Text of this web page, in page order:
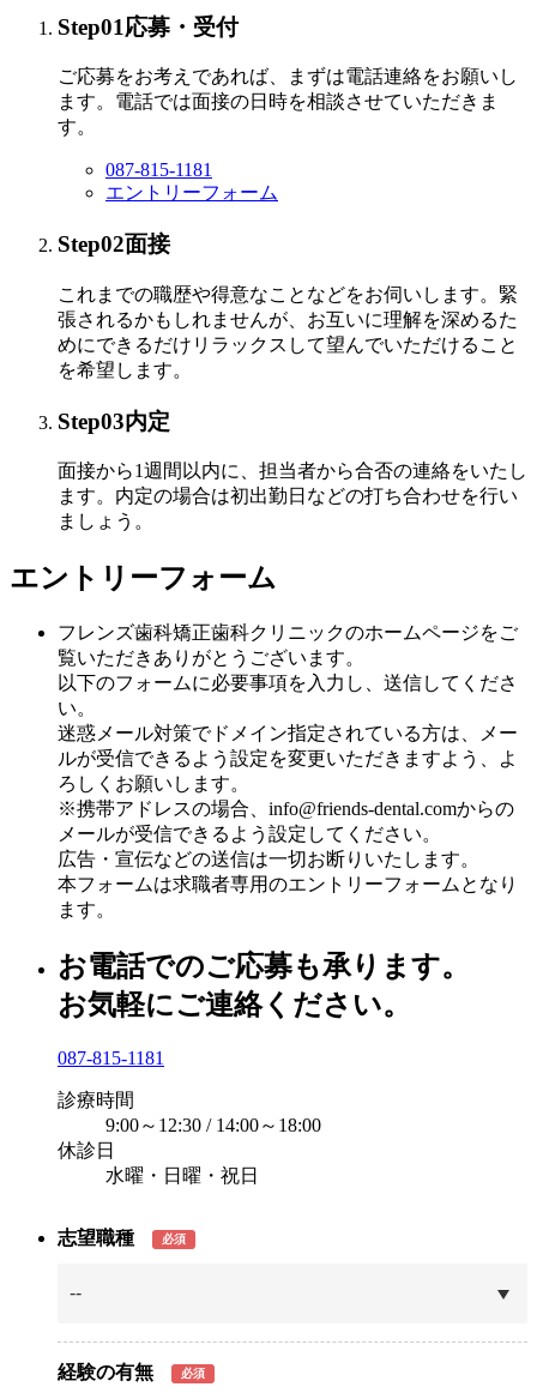
Step01応募・受付
ご応募をお考えであれば、まずは電話連絡をお願いし
ます。電話では面接の日時を相談させていただきま
す。
087-815-1181
エントリーフォーム
Step02面接
これまでの職歴や得意なことなどをお伺いします。緊
張されるかもしれませんが、お互いに理解を深めるた
めにできるだけリラックスして望んでいただけること
を希望します。
Step03内定
面接から1週間以内に、担当者から合否の連絡をいたし
ます。内定の場合は初出勤日などの打ち合わせを行い
ましょう。
エントリーフォーム
フレンズ歯科矯正歯科クリニックのホームページをご
覧いただきありがとうございます。
以下のフォームに必要事項を入力し、送信してくださ
い。
迷惑メール対策でドメイン指定されている方は、メー
ルが受信できるよう設定を変更いただきますよう、よ
ろしくお願いします。
※携帯アドレスの場合、info@friends-dental.comからの
メールが受信できるよう設定してください。
広告・宣伝などの送信は一切お断りいたします。
本フォームは求職者専用のエントリーフォームとなり
ます。
お電話でのご応募も承ります。
お気軽にご連絡ください。
087-815-1181
診療時間
9:00～12:30 / 14:00～18:00
休診日
水曜・日曜・祝日
志望職種 必須
経験の有無 必須